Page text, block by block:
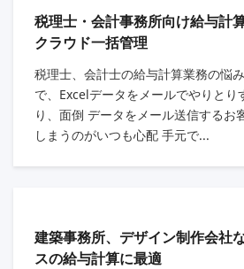
税理士・会計事務所向け給与計
クラウド一括管理
税理士、会計士の給与計算業務の悩
で、Excelデータをメールでやりとり
り、面倒 データをメール送信するお
しまうのがいつも心配 手元で...
建築事務所、デザイン制作会社
スの給与計算に最適